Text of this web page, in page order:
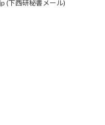
(下西研秘書メール)